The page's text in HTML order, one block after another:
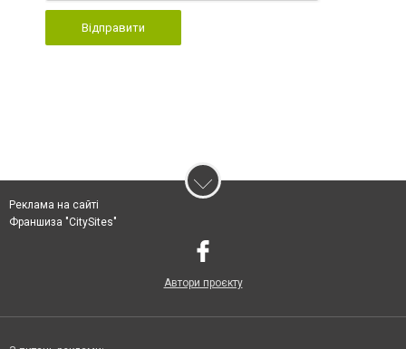
Відправити
Реклама на сайті
Франшиза "CitySites"
Автори проєкту